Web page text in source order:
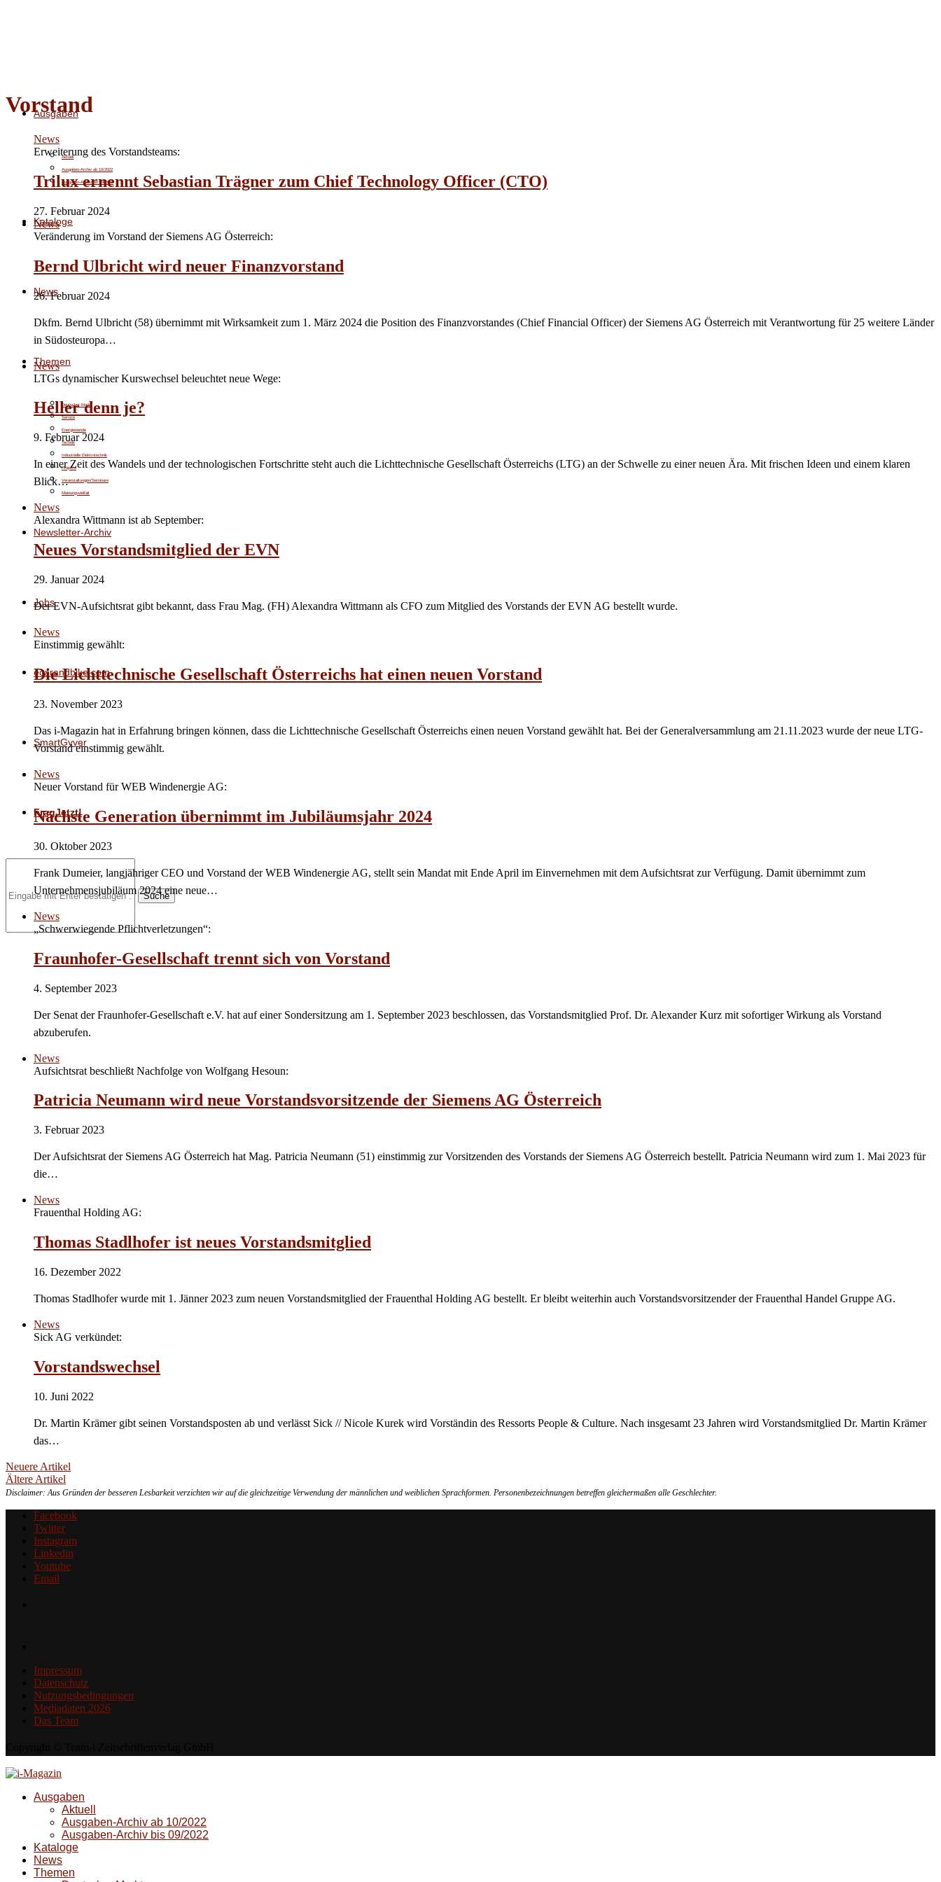
Ausgaben
Aktuell
Ausgaben-Archiv ab 10/2022
Ausgaben-Archiv bis 09/2022
Kataloge
News
Themen
Deutscher Markt
Service
Energiewende
Technik
Industrielle Elektrotechnik
Projekte
Veranstaltungen/Seminare
Meinungsvielfalt
Newsletter-Archiv
Jobs
ecarandbike.com
SmartGyver
FragJetzt!
Suche
Vorstand
News
Erweiterung des Vorstandsteams:
Trilux ernennt Sebastian Trägner zum Chief Technology Officer (CTO)
27. Februar 2024
News
Veränderung im Vorstand der Siemens AG Österreich:
Bernd Ulbricht wird neuer Finanzvorstand
26. Februar 2024
Dkfm. Bernd Ulbricht (58) übernimmt mit Wirksamkeit zum 1. März 2024 die Position des Finanzvorstandes (Chief Financial Officer) der Siemens AG Österreich mit Verantwortung für 25 weitere Länder
in Südosteuropa…
News
LTGs dynamischer Kurswechsel beleuchtet neue Wege:
Heller denn je?
9. Februar 2024
In einer Zeit des Wandels und der technologischen Fortschritte steht auch die Lichttechnische Gesellschaft Österreichs (LTG) an der Schwelle zu einer neuen Ära. Mit frischen Ideen und einem klaren
Blick…
News
Alexandra Wittmann ist ab September:
Neues Vorstandsmitglied der EVN
29. Januar 2024
Der EVN-Aufsichtsrat gibt bekannt, dass Frau Mag. (FH) Alexandra Wittmann als CFO zum Mitglied des Vorstands der EVN AG bestellt wurde.
News
Einstimmig gewählt:
Die Lichttechnische Gesellschaft Österreichs hat einen neuen Vorstand
23. November 2023
Das i-Magazin hat in Erfahrung bringen können, dass die Lichttechnische Gesellschaft Österreichs einen neuen Vorstand gewählt hat. Bei der Generalversammlung am 21.11.2023 wurde der neue LTG-
Vorstand einstimmig gewählt.
News
Neuer Vorstand für WEB Windenergie AG:
Nächste Generation übernimmt im Jubiläumsjahr 2024
30. Oktober 2023
Frank Dumeier, langjähriger CEO und Vorstand der WEB Windenergie AG, stellt sein Mandat mit Ende April im Einvernehmen mit dem Aufsichtsrat zur Verfügung. Damit übernimmt zum
Unternehmensjubiläum 2024 eine neue…
News
„Schwerwiegende Pflichtverletzungen“:
Fraunhofer-Gesellschaft trennt sich von Vorstand
4. September 2023
Der Senat der Fraunhofer-Gesellschaft e.V. hat auf einer Sondersitzung am 1. September 2023 beschlossen, das Vorstandsmitglied Prof. Dr. Alexander Kurz mit sofortiger Wirkung als Vorstand
abzuberufen.
News
Aufsichtsrat beschließt Nachfolge von Wolfgang Hesoun:
Patricia Neumann wird neue Vorstandsvorsitzende der Siemens AG Österreich
3. Februar 2023
Der Aufsichtsrat der Siemens AG Österreich hat Mag. Patricia Neumann (51) einstimmig zur Vorsitzenden des Vorstands der Siemens AG Österreich bestellt. Patricia Neumann wird zum 1. Mai 2023 für
die…
News
Frauenthal Holding AG:
Thomas Stadlhofer ist neues Vorstandsmitglied
16. Dezember 2022
Thomas Stadlhofer wurde mit 1. Jänner 2023 zum neuen Vorstandsmitglied der Frauenthal Holding AG bestellt. Er bleibt weiterhin auch Vorstandsvorsitzender der Frauenthal Handel Gruppe AG.
News
Sick AG verkündet:
Vorstandswechsel
10. Juni 2022
Dr. Martin Krämer gibt seinen Vorstandsposten ab und verlässt Sick // Nicole Kurek wird Vorständin des Ressorts People & Culture. Nach insgesamt 23 Jahren wird Vorstandsmitglied Dr. Martin Krämer
das…
Neuere Artikel
Ältere Artikel
Disclaimer: Aus Gründen der besseren Lesbarkeit verzichten wir auf die gleichzeitige Verwendung der männlichen und weiblichen Sprachformen. Personenbezeichnungen betreffen gleichermaßen alle Geschlechter.
Facebook
Twitter
Instagram
Linkedin
Youtube
Email
Impressum
Datenschutz
Nutzungsbedingungen
Mediadaten 2026
Das Team
Ausgaben
Aktuell
Ausgaben-Archiv ab 10/2022
Ausgaben-Archiv bis 09/2022
Kataloge
News
Themen